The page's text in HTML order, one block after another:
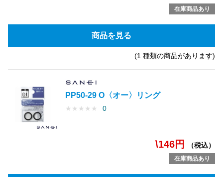
在庫商品あり
商品を見る
(1 種類の商品があります)
PP50-29 O〈オー〉リング
★ ★ ★ ★ ★ 0
\146円 （税込）
在庫商品あり